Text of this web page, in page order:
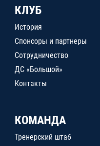
КЛУБ
История
Спонсоры и партнеры
Сотрудничество
ДС «Большой»
Контакты
КОМАНДА
Тренерский штаб